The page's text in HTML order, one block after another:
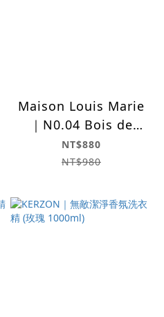
Maison Louis Marie
｜N0.04 Bois de
Balincourt 秘徑漫遊
( 隨身瓶 9ml)
NT$880
NT$980